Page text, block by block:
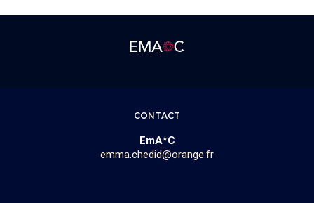
CONTACT
EmA*C
emma.chedid@orange.fr